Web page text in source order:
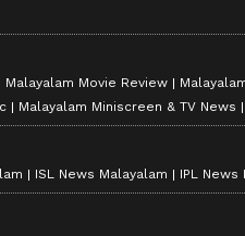
Malayalam Movie Review
Malayalam Miniscreen & TV News
ISL News Malayalam IPL News